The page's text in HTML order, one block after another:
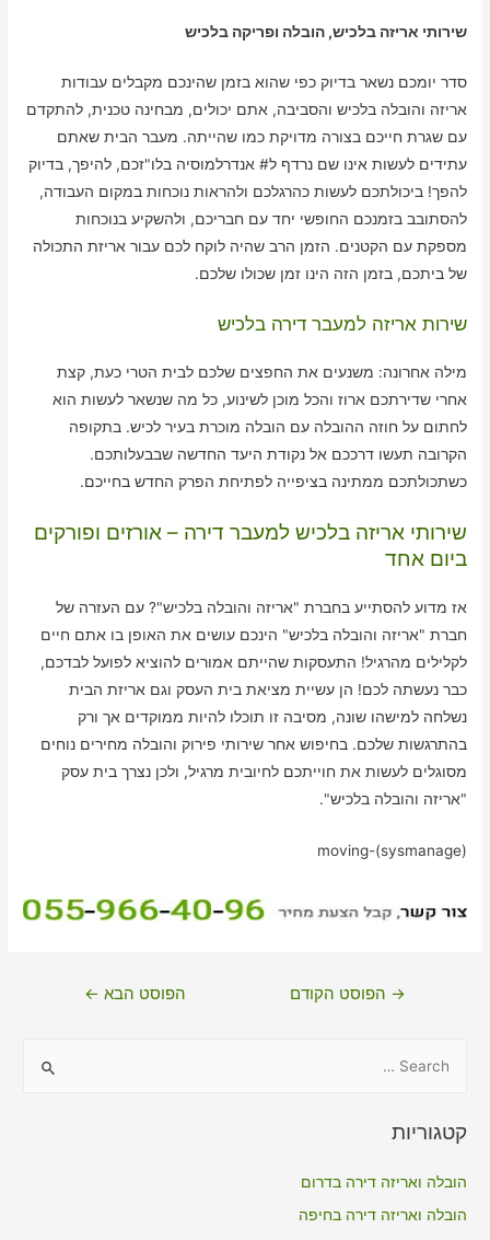
שירותי אריזה בלכיש, הובלה ופריקה בלכיש
סדר יומכם נשאר בדיוק כפי שהוא בזמן שהינכם מקבלים עבודות
אריזה והובלה בלכיש והסביבה, אתם יכולים, מבחינה טכנית, להתקדם
עם שגרת חייכם בצורה מדויקת כמו שהייתה. מעבר הבית שאתם
עתידים לעשות אינו שם נרדף ל# אנדרלמוסיה בלו"זכם, להיפך, בדיוק
להפך! ביכולתכם לעשות כהרגלכם ולהראות נוכחות במקום העבודה,
להסתובב בזמנכם החופשי יחד עם חבריכם, ולהשקיע בנוכחות
מספקת עם הקטנים. הזמן הרב שהיה לוקח לכם עבור אריזת התכולה
של ביתכם, בזמן הזה הינו זמן שכולו שלכם.
שירות אריזה למעבר דירה בלכיש
מילה אחרונה: משנעים את החפצים שלכם לבית הטרי כעת, קצת
אחרי שדירתכם ארוז והכל מוכן לשינוע, כל מה שנשאר לעשות הוא
לחתום על חוזה ההובלה עם הובלה מוכרת בעיר לכיש. בתקופה
הקרובה תעשו דרככם אל נקודת היעד החדשה שבבעלותכם.
כשתכולתכם ממתינה בציפייה לפתיחת הפרק החדש בחייכם.
שירותי אריזה בלכיש למעבר דירה – אורזים ופורקים
ביום אחד
אז מדוע להסתייע בחברת "אריזה והובלה בלכיש"? עם העזרה של
חברת "אריזה והובלה בלכיש" הינכם עושים את האופן בו אתם חיים
לקלילים מהרגיל! התעסקות שהייתם אמורים להוציא לפועל לבדכם,
כבר נעשתה לכם! הן עשיית מציאת בית העסק וגם אריזת הבית
נשלחה למישהו שונה, מסיבה זו תוכלו להיות ממוקדים אך ורק
בהתרגשות שלכם. בחיפוש אחר שירותי פירוק והובלה מחירים נוחים
מסוגלים לעשות את חוייתכם לחיובית מרגיל, ולכן נצרך בית עסק
"אריזה והובלה בלכיש".
moving-(sysmanage)
ניווט→ הפוסט הקודם הפוסט הבא ←
r
קטגוריות
הובלה ואריזה דירה בדרום
הובלה ואריזה דירה בחיפה